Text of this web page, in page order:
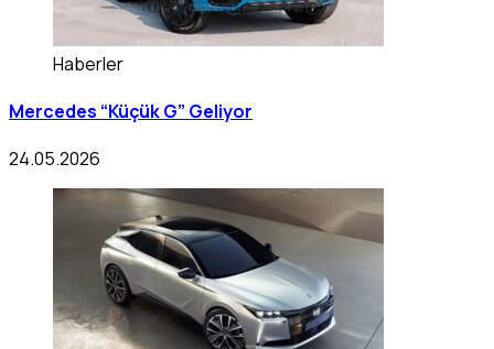
Haberler
Mercedes “Küçük G” Geliyor
24.05.2026